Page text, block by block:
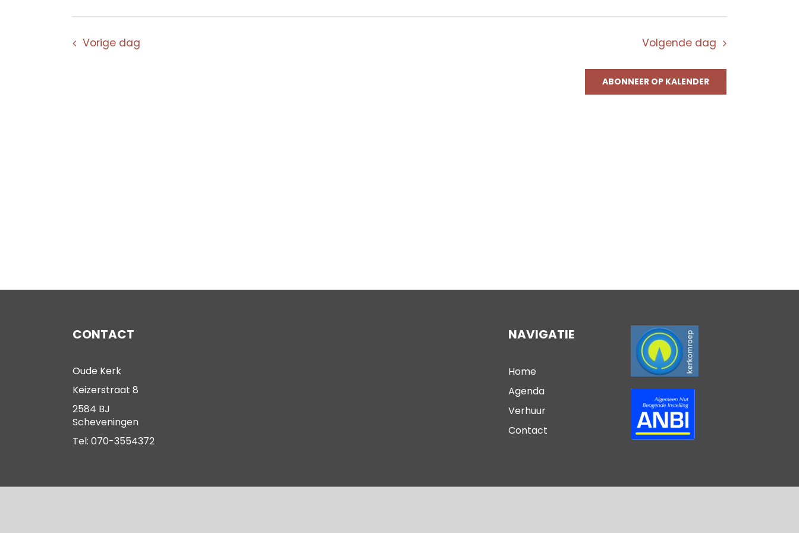
Vorige dag Volgende dag
ABONNEER OP KALENDER
CONTACT
Oude Kerk
Keizerstraat 8
2584 BJ
Scheveningen
Tel: 070-3554372
NAVIGATIE
Home
Agenda
Verhuur
Contact